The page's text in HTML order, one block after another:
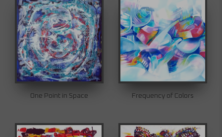
One Point in Space Frequency of Colors